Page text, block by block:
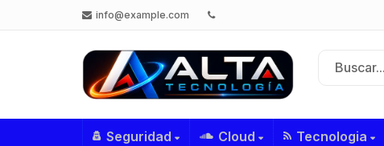
info@example.com
Seguridad Cloud Tecnologia